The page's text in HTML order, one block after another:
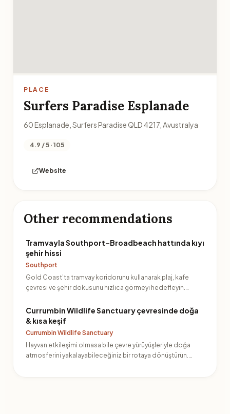
PLACE
Surfers Paradise Esplanade
60 Esplanade, Surfers Paradise QLD 4217, Avustralya
4.9 / 5 · 105
Website
Other recommendations
Tramvayla Southport–Broadbeach hattında kıyı
şehir hissi
Southport
Gold Coast’ta tramvay koridorunu kullanarak plaj, kafe
çevresi ve şehir dokusunu hızlıca görmeyi hedefleyin.
Currumbin Wildlife Sanctuary çevresinde doğa
& kısa keşif
Currumbin Wildlife Sanctuary
Hayvan etkileşimi olmasa bile çevre yürüyüşleriyle doğa
atmosferini yakalayabileceğiniz bir rotaya dönüştürün.